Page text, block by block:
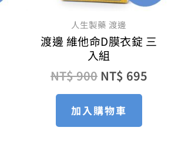
人生製藥 渡邊
渡邊 維他命D膜衣錠 三
入組
NT$900 NT$ 695
加入購物車